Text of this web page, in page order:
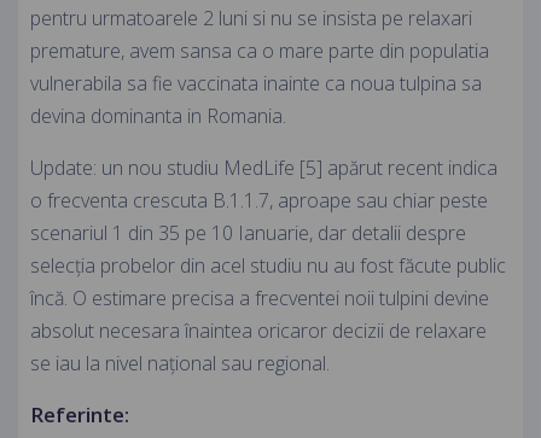
pentru urmatoarele 2 luni si nu se insista pe relaxari
premature, avem sansa ca o mare parte din populatia
vulnerabila sa fie vaccinata inainte ca noua tulpina sa
devina dominanta in Romania.
Update: un nou studiu MedLife [5] apărut recent indica
o frecventa crescuta B.1.1.7, aproape sau chiar peste
scenariul 1 din 35 pe 10 Ianuarie, dar detalii despre
selecția probelor din acel studiu nu au fost făcute public
încă. O estimare precisa a frecventei noii tulpini devine
absolut necesara înaintea oricaror decizii de relaxare
se iau la nivel național sau regional.
Referinte: